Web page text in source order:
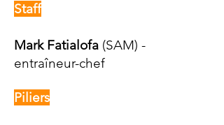
Staff
Mark Fatialofa (SAM) -
entraîneur-chef
Piliers